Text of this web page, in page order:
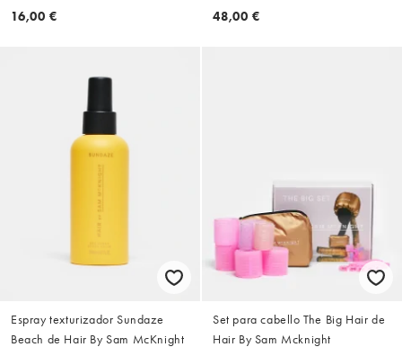
16,00 €
McKnight (ahorra un 10%)
48,00 €
Espray texturizador Sundaze
Beach de Hair By Sam McKnight
Set para cabello The Big Hair de
Hair By Sam Mcknight